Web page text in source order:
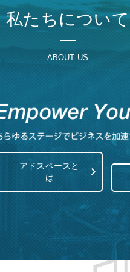
私たちについて
ABOUT US
アドスペースと
は